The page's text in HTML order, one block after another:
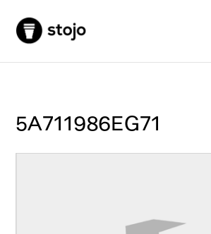
5A711986EG71